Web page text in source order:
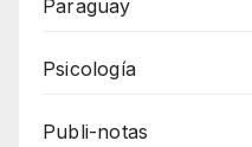
Paraguay
Psicología
Publi-notas